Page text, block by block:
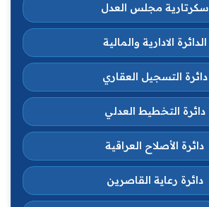
سكرتارية مجلس العدل
الدائرة الادارية والمالية
دائرة التسجيل العقاري
دائرة التخطيط العدلي
دائرة الأصلاح العراقية
دائرة رعاية القاصرين